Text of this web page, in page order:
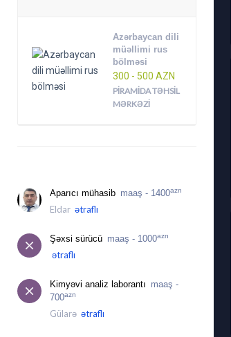
Azərbaycan dili
müəllimi rus
bölməsi
300 - 500 AZN
PIRAMIDA TƏHSIL
MƏRKƏZI
Aparıcı mühasib maaş - 1400azn
Eldar ətraflı
Şəxsi sürücü maaş - 1000azn
ətraflı
Kimyəvi analiz laborantı maaş -
700azn
Gülarə ətraflı